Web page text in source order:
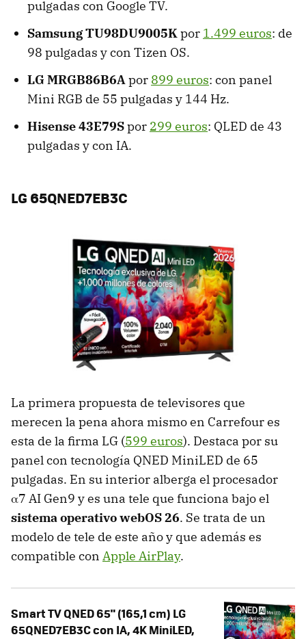
pulgadas con Google TV.
Samsung TU98DU9005Kpor 1.499 euros: de
98 pulgadas y con Tizen OS.
LG MRGB86B6Apor 899 euros: con panel
Mini RGB de 55 pulgadas y 144 Hz.
Hisense 43E79Spor 299 euros: QLED de 43
pulgadas y con IA.
LG 65QNED7EB3C
La primera propuesta de televisores que
merecen la pena ahora mismo en Carrefour es
esta de la firma LG (599 euros). Destaca por su
panel con tecnología QNED MiniLED de 65
pulgadas. En su interior alberga el procesador
α7 AI Gen9 y es una tele que funciona bajo el
sistema operativo webOS 26. Se trata de un
modelo de tele de este año y que además es
compatible con Apple AirPlay.
Smart TV QNED 65" (165,1 cm) LG
65QNED7EB3C con IA, 4K MiniLED,